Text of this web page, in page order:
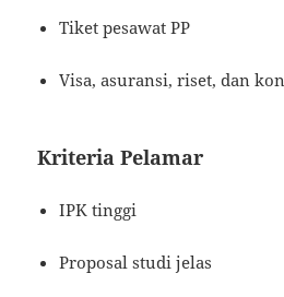
Tiket pesawat PP
Visa, asuransi, riset, dan
Kriteria Pelamar
IPK tinggi
Proposal studi jelas